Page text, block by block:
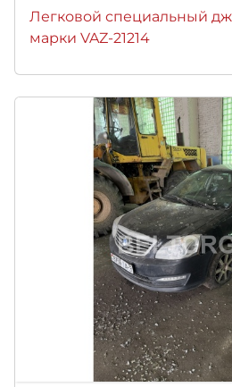
Легковой специальный
марки VAZ-21214